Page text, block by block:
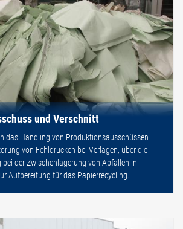
und Verschnitt
das Handling von Produktionsausschüssen
von Fehldrucken bei Verlagen, über die
der Zwischenlagerung von Abfällen in
Aufbereitung für das Papierrecycling.